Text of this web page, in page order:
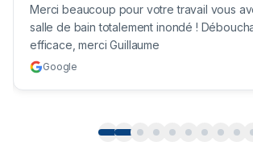
pour votre travail vous avez sauvé ma
totalement inondé ! Débouchage super
Guillaume